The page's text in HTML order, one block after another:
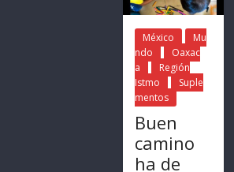
México
Mu
ndo
Oaxac
a
Región
Istmo
Suple
mentos
Buen
camino
ha de